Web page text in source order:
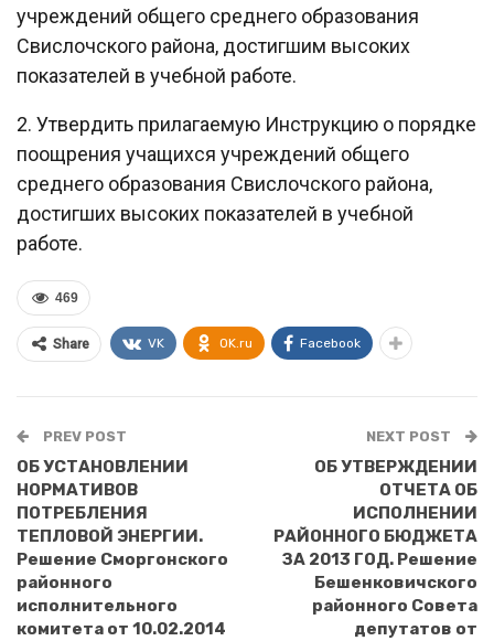
учреждений общего среднего образования
Свислочского района, достигшим высоких
показателей в учебной работе.
2. Утвердить прилагаемую Инструкцию о порядке
поощрения учащихся учреждений общего
среднего образования Свислочского района,
достигших высоких показателей в учебной
работе.
469
Share VK OK.ru Facebook
PREV POST
ОБ УСТАНОВЛЕНИИ
НОРМАТИВОВ
ПОТРЕБЛЕНИЯ
ТЕПЛОВОЙ ЭНЕРГИИ.
Решение Сморгонского
районного
исполнительного
комитета от 10.02.2014
NEXT POST
ОБ УТВЕРЖДЕНИИ
ОТЧЕТА ОБ
ИСПОЛНЕНИИ
РАЙОННОГО БЮДЖЕТА
ЗА 2013 ГОД. Решение
Бешенковичского
районного Совета
депутатов от